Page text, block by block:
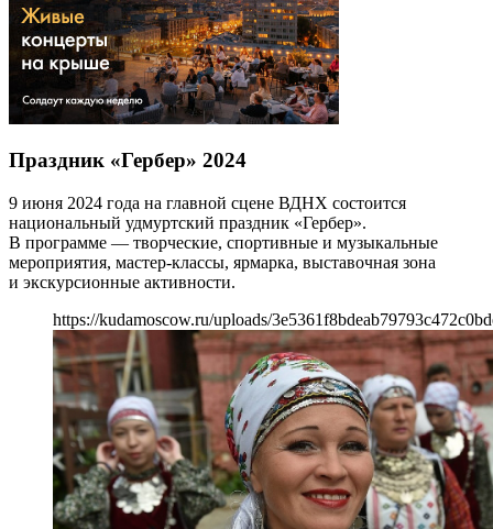
Праздник «Гербер» 2024
9 июня 2024 года на главной сцене ВДНХ состоится
национальный удмуртский праздник «Гербер».
В программе — творческие, спортивные и музыкальные
мероприятия, мастер-классы, ярмарка, выставочная зона
и экскурсионные активности.
https://kudamoscow.ru/uploads/